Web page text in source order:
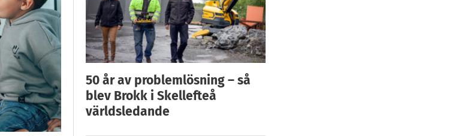
50 år av problemlösning – så
blev Brokk i Skellefteå
världsledande